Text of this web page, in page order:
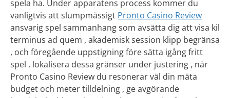
spela ha. Under apparatens process kommer du
vanligtvis att slumpmässigt Pronto Casino Review
ansvarig spel sammanhang som avsätta dig att visa kil
terminus ad quem , akademisk session klipp begränsa
, och föregående uppstigning före sätta igång fritt
spel . lokalisera dessa gränser under justering , när
Pronto Casino Review du resonerar väl din mäta
budget och meter tilldelning , ge avgörande